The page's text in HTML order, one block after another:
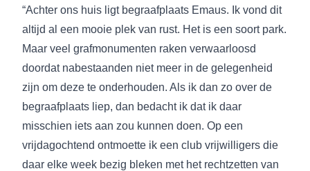
“Achter ons huis ligt begraafplaats Emaus. Ik vond dit
altijd al een mooie plek van rust. Het is een soort park.
Maar veel grafmonumenten raken verwaarloosd
doordat nabestaanden niet meer in de gelegenheid
zijn om deze te onderhouden. Als ik dan zo over de
begraafplaats liep, dan bedacht ik dat ik daar
misschien iets aan zou kunnen doen. Op een
vrijdagochtend ontmoette ik een club vrijwilligers die
daar elke week bezig bleken met het rechtzetten van